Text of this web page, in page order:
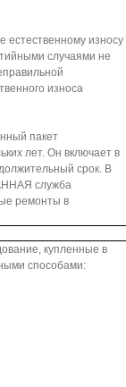
естественному износу
случаями не
износа
пакет
лет. Он включает в
срок. В
служба
ремонты в
купленные в
способами: